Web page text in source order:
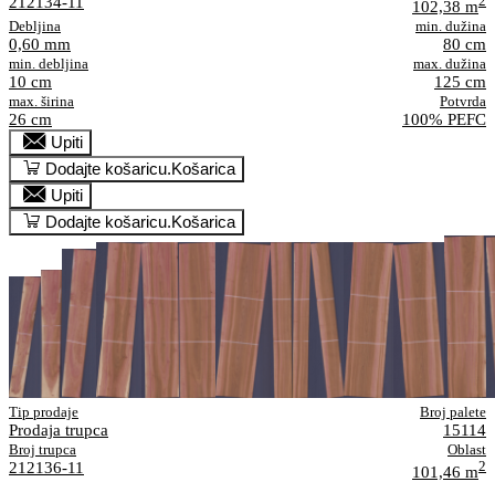
102,38 m
Debljina
0,60 mm
min. dužina
80 cm
min. debljina
10 cm
max. dužina
125 cm
max. širina
26 cm
Potvrda
100% PEFC
Upiti
Dodajte košaricu.Košarica
Upiti
Dodajte košaricu.Košarica
Tip prodaje
Prodaja trupca
Broj palete
15114
Broj trupca
212136-11
Oblast
101,46 m2